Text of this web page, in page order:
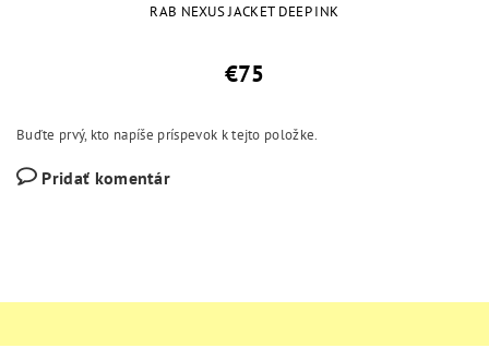
RAB NEXUS JACKET DEEP INK
€75
Buďte prvý, kto napíše príspevok k tejto položke.
Pridať komentár